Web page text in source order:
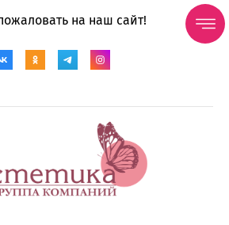
на наш сайт!